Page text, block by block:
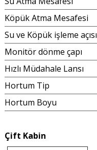
Köpük Atma Mesafesi
Su ve Köpük işleme açısı
Monitör dönme çapı
Hızlı Müdahale Lansı
Hortum Tip
Hortum Boyu
Çift Kabin